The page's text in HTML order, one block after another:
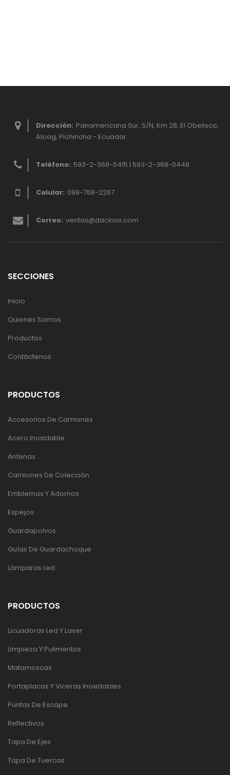
Dirección: Panamericana Sur, S/N, Km 28, El Obelisco,
Aloag, Pichincha - Ecuador.
Teléfono: 593-2-368-0415 | 593-2-368-0448
Celular: 099-768-2267
Correo: ventas@dacinox.com
SECCIONES
Inicio
Quienes Somos
Productos
Contáctenos
PRODUCTOS
Accesorios De Camiones
Acero Inoxidable
Antenas
Camiones De Colección
Emblemas Y Adornos
Espejos
Guardapolvos
Guías De Guardachoque
Lámparas Led
PRODUCTOS
Licuadoras Led Y Laser
Limpieza Y Pulimentos
Matamoscas
Portaplacas Y Viceras Inoxidables
Puntas De Escape
Reflectivos
Tapa De Ejes
Tapa De Tuercas